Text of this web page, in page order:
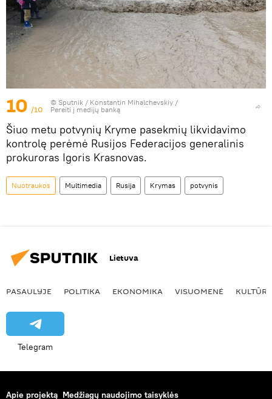
10 /10
© Sputnik / Konstantin Mihalchevskiy /
Pereiti į medijų banką
Šiuo metu potvynių Kryme pasekmių likvidavimo
kontrolę perėmė Rusijos Federacijos generalinis
prokuroras Igoris Krasnovas.
Nuotraukos Multimedia Rusija Krymas potvynis
Lietuva
PASAULYJE POLITIKA EKONOMIKA VISUOMENĖ KULTŪRA
Telegram
Apie projektą Medžiagų naudojimo taisyklės